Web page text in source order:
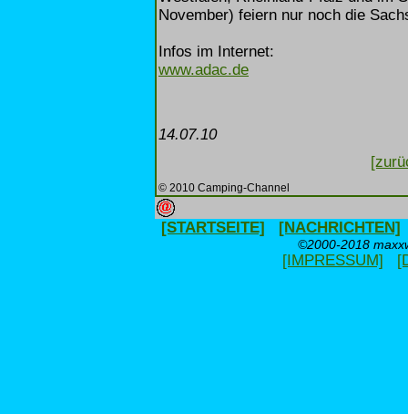
November) feiern nur noch die
Infos im Internet:
www.adac.de
14.07.10
© 2010 Camping-Channel
[STARTSEITE] [NACHRICHTEN]
©2000-2018
[IMPRESSUM]